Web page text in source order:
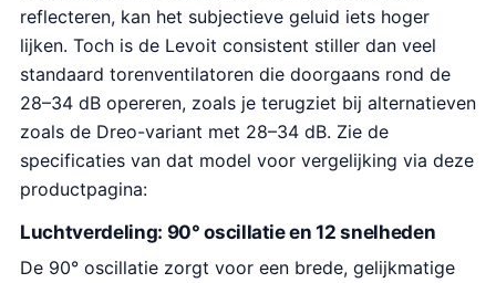
reflecteren, kan het subjectieve geluid iets hoger
lijken. Toch is de Levoit consistent stiller dan veel
standaard torenventilatoren die doorgaans rond de
28–34 dB opereren, zoals je terugziet bij alternatieven
zoals de Dreo-variant met 28–34 dB. Zie de
specificaties van dat model voor vergelijking via deze
productpagina:
Luchtverdeling: 90° oscillatie en 12 snelheden
De 90° oscillatie zorgt voor een brede, gelijkmatige